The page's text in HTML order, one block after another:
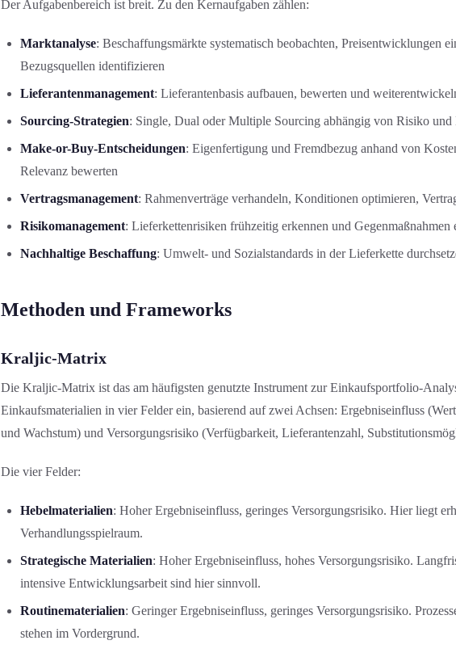
Der Aufgabenbereich ist breit. Zu den Kernaufgaben zählen:
Marktanalyse: Beschaffungsmärkte systematisch beobachten, Preisentwicklungen
Bezugsquellen identifizieren
Lieferantenmanagement: Lieferantenbasis aufbauen, bewerten und
Sourcing-Strategien: Single, Dual oder Multiple Sourcing abhängig von Risiko und
Make-or-Buy-Entscheidungen: Eigenfertigung und Fremdbezug anhand von
Relevanz bewerten
Vertragsmanagement: Rahmenverträge verhandeln, Konditionen optimieren,
Risikomanagement: Lieferkettenrisiken frühzeitig erkennen und Gegenmaßnahmen
Nachhaltige Beschaffung: Umwelt- und Sozialstandards in der Lieferkette
Methoden und Frameworks
Kraljic-Matrix
Die Kraljic-Matrix ist das am häufigsten genutzte Instrument zur Einkaufsportfolio-
Einkaufsmaterialien in vier Felder ein, basierend auf zwei Achsen: Ergebnis­einfluss
und Wachstum) und Versorgungs­risiko (Verfügbarkeit, Lieferantenzahl,
Die vier Felder:
Hebelmaterialien: Hoher Ergebniseinfluss, geringes Versorgungsrisiko. Hier liegt
Verhandlungsspielraum.
Strategische Materialien: Hoher Ergebniseinfluss, hohes Versorgungsrisiko.
intensive Entwicklungsarbeit sind hier sinnvoll.
Routinematerialien: Geringer Ergebniseinfluss, geringes Versorgungsrisiko.
stehen im Vordergrund.